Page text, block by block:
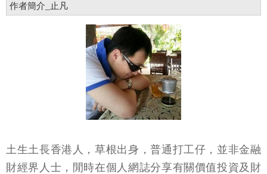
作者簡介_止凡
土生土長香港人，草根出身，普通打工仔，並非金融
財經界人士，閒時在個人網誌分享有關價值投資及財